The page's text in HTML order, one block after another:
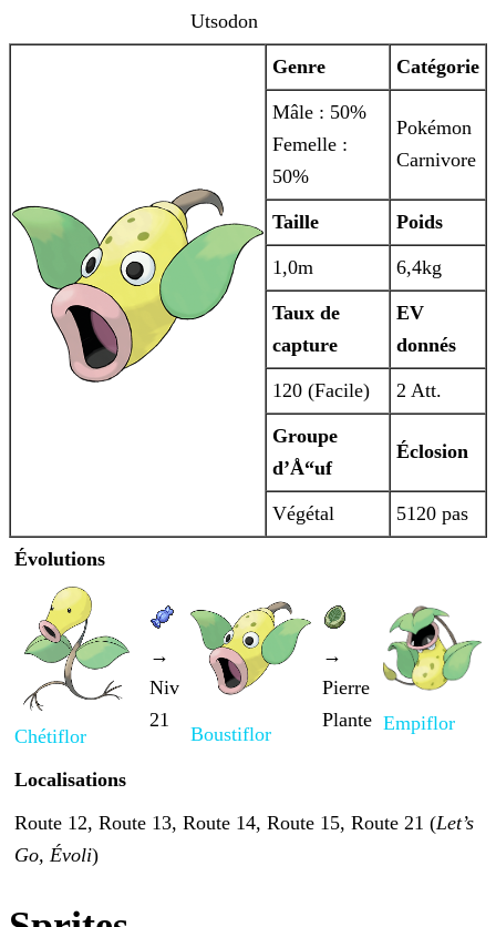
Utsodon
Genre Catégorie
Mâle : 50%
Femelle :
50%
Pokémon
Carnivore
Taille Poids
1,0m 6,4kg
Taux de
capture
EV
donnés
120 (Facile) 2 Att.
Groupe
d’Å“uf
Éclosion
Végétal 5120 pas
Évolutions
Chétiflor
→
Niv
21
Boustiflor
→
Pierre
Plante Empiflor
Localisations
Route 12, Route 13, Route 14, Route 15, Route 21 (Let’s
Go, Évoli)